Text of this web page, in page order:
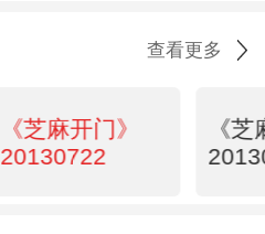
查看更多
《芝麻开门》
20130722
《